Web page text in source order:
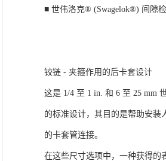
■ 世伟洛克® (Swagelok®) 间隙
铰链 - 夹箍作用的后卡套设计
这是 1/4 至 1 in. 和 6 至 25 mm
的标准设计，其目的是帮助安装
的卡套管连接。
在这些尺寸选项中，一种获得的